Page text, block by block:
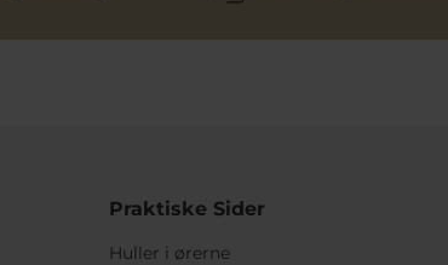
Praktiske Sider
Huller i ørerne